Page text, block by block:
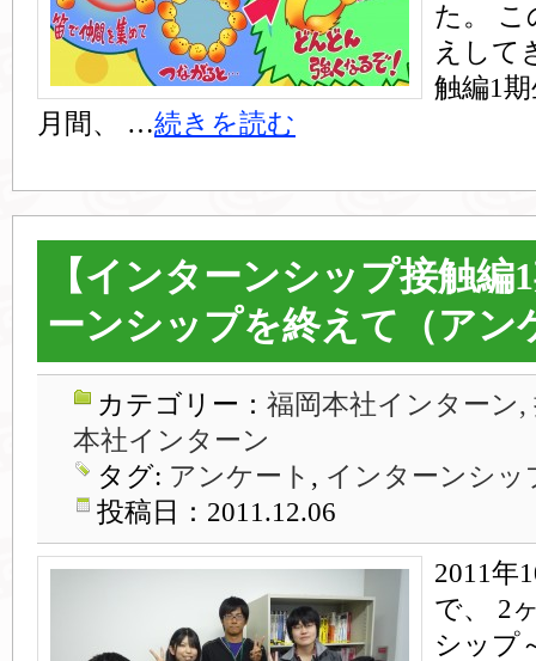
た。 こ
えして
触編1
月間、 …続きを読む
【インターンシップ接触編
ーンシップを終えて（アン
カテゴリー： 福岡本社インターン,
本社インターン
タグ: アンケート , インターンシッ
投稿日：2011.12.06
2011年
で、 2
シップ